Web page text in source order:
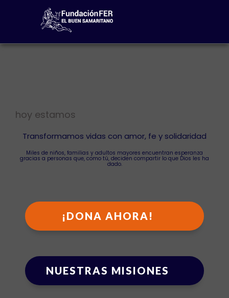
hoy estamos
Transformamos vidas con amor, fe y solidaridad
Miles de niños, familias y adultos mayores encuentran esperanza
gracias a personas que, como tú, deciden compartir lo que Dios les ha
dado.
¡DONA AHORA!
NUESTRAS MISIONES